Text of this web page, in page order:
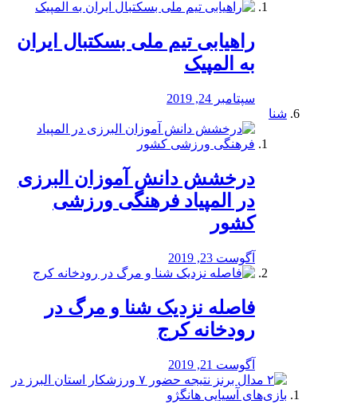
راهیابی تیم ملی بسکتبال ایران
به المپیک
سپتامبر 24, 2019
شنا
درخشش دانش آموزان البرزی
در المپیاد فرهنگی ورزشی
کشور
آگوست 23, 2019
️فاصله نزدیک شنا و مرگ در
رودخانه کرج
آگوست 21, 2019